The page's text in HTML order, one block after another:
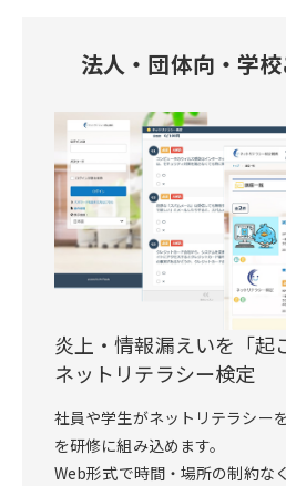
法人・団体向・学
炎上・情報漏えいを「起
ネットリテラシー検定
社員や学生がネットリテラシー
を研修に組み込めます。
Web形式で時間・場所の制約な